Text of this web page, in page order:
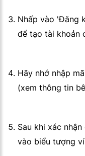
Nhấp vào 'Đăng
để tạo tài khoản
Hãy nhớ nhập mã
(xem thông tin
Sau khi xác
vào biểu tượng